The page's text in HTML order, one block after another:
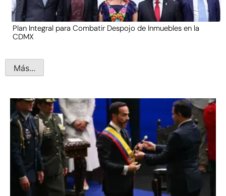
Plan Integral para Combatir Despojo de Inmuebles en la
CDMX
Más...